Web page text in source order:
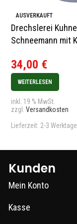
AUSVERKAUFT
Drechslerei
Schneemann mit
34,00 €
WEITERLESEN
inkl. 19 % MwSt.
zzgl. Versandkosten
Lieferzeit: 2-3 Werktage
Kunden
Mein Konto
Kasse